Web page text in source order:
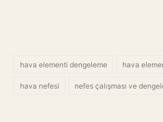
hava elementi dengeleme hava
hava nefesi nefes çalışması ve